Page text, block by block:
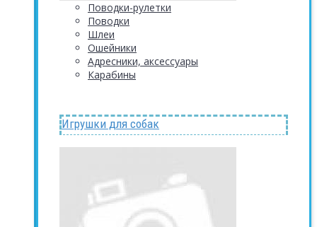
Поводки-рулетки
Поводки
Шлеи
Ошейники
Адресники, аксессуары
Карабины
Игрушки для собак